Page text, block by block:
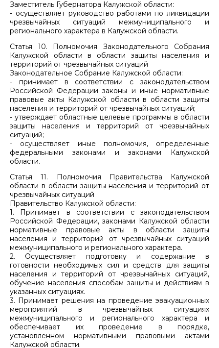
Заместитель Губернатора Калужской области:
- осуществляет руководство работами по ликвидации
чрезвычайных ситуаций межмуниципального и
регионального характера в Калужской области.
Статья 10. Полномочия Законодательного Собрания
Калужской области в области защиты населения и
территорий от чрезвычайных ситуаций
Законодательное Собрание Калужской области:
- принимает в соответствии с законодательством
Российской Федерации законы и иные нормативные
правовые акты Калужской области в области защиты
населения и территорий от чрезвычайных ситуаций;
- утверждает областные целевые программы в области
защиты населения и территорий от чрезвычайных
ситуаций;
- осуществляет иные полномочия, определенные
федеральными законами и законами Калужской
области.
Статья 11. Полномочия Правительства Калужской
области в области защиты населения и территорий от
чрезвычайных ситуаций
Правительство Калужской области:
1. Принимает в соответствии с законодательством
Российской Федерации, законами Калужской области
нормативные правовые акты в области защиты
населения и территорий от чрезвычайных ситуаций
межмуниципального и регионального характера.
2. Осуществляет подготовку и содержание в
готовности необходимых сил и средств для защиты
населения и территорий от чрезвычайных ситуаций,
обучение населения способам защиты и действиям в
указанных ситуациях.
3. Принимает решения на проведение эвакуационных
мероприятий в чрезвычайных ситуациях
межмуниципального и регионального характера и
обеспечивает их проведение в порядке,
установленном нормативными правовыми актами
Калужской области.